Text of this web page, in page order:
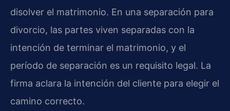
disolver el matrimonio. En una separación para
divorcio, las partes viven separadas con la
intención de terminar el matrimonio, y el
período de separación es un requisito legal. La
firma aclara la intención del cliente para elegir el
camino correcto.